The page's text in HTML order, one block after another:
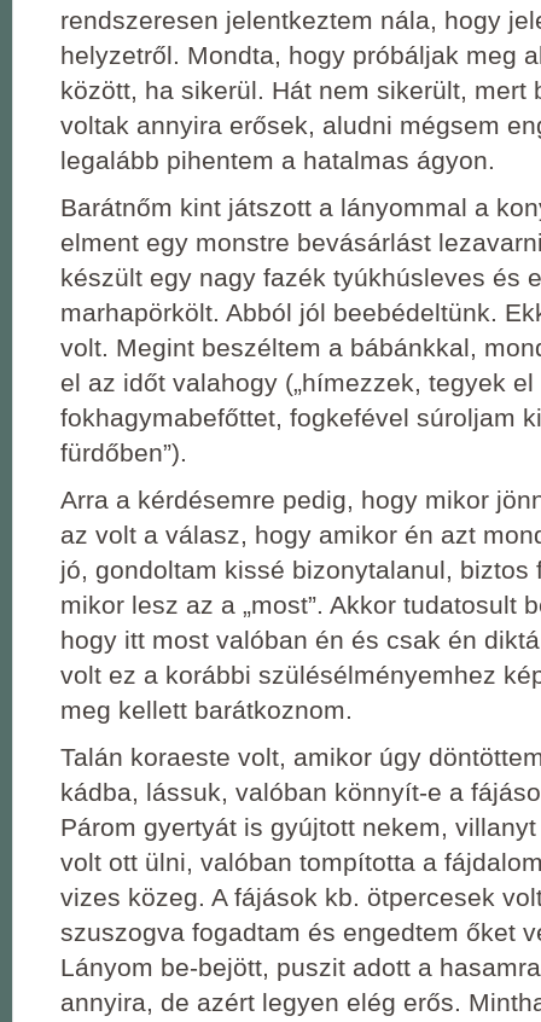
rendszeresen jelentkeztem nála, hogy
helyzetről. Mondta, hogy próbáljak meg
között, ha sikerül. Hát nem sikerült, mert
voltak annyira erősek, aludni mégsem
legalább pihentem a hatalmas ágyon.
Barátnőm kint játszott a lányommal a
elment egy monstre bevásárlást
készült egy nagy fazék tyúkhúsleves és
marhapörkölt. Abból jól beebédeltünk.
volt. Megint beszéltem a bábánkkal,
el az időt valahogy („hímezzek, tegyek el
fokhagymabefőttet, fogkefével súroljam
fürdőben”).
Arra a kérdésemre pedig, hogy mikor
az volt a válasz, hogy amikor én azt
jó, gondoltam kissé bizonytalanul, biztos
mikor lesz az a „most”. Akkor tudatosult
hogy itt most valóban én és csak én
volt ez a korábbi szülésélményemhez
meg kellett barátkoznom.
Talán koraeste volt, amikor úgy
kádba, lássuk, valóban könnyít-e a
Párom gyertyát is gyújtott nekem,
volt ott ülni, valóban tompította a
vizes közeg. A fájások kb. ötpercesek
szuszogva fogadtam és engedtem őket
Lányom be-bejött, puszit adott a
annyira, de azért legyen elég erős.